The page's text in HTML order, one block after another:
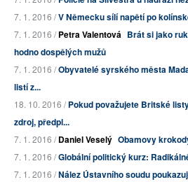
7. 1. 2016 /V Německu sílí napětí po
7. 1. 2016 /Petra Valentová Brát si jako
hodno dospělých mužů
7. 1. 2016 /Obyvatelé syrského města
listí z...
18. 10. 2016 /Pokud považujete Britské
zdroj, předpl...
7. 1. 2016 /Daniel Veselý Obamovy
7. 1. 2016 /Globální politický kurz:
7. 1. 2016 /Nález Ústavního soudu